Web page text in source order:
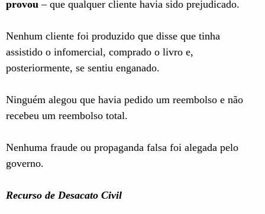
provou – que qualquer cliente havia sido prejudicado.
Nenhum cliente foi produzido que disse que tinha
assistido o infomercial, comprado o livro e,
posteriormente, se sentiu enganado.
Ninguém alegou que havia pedido um reembolso e não
recebeu um reembolso total.
Nenhuma fraude ou propaganda falsa foi alegada pelo
governo.
Recurso de Desacato Civil